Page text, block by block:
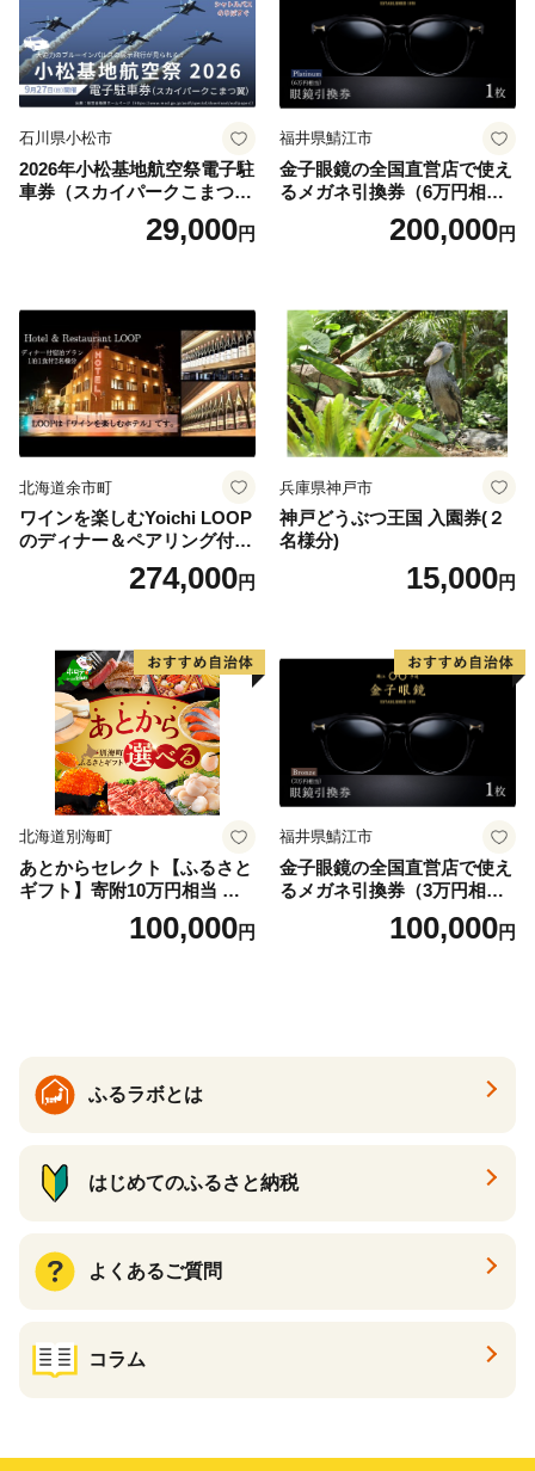
石川県小松市
2026年小松基地航空祭電子駐
車券（スカイパークこまつ
翼） 駐車場 シャトルバスの
りばすぐ 石川県 小松市
29,000円
福井県鯖江市
金子眼鏡の全国直営店で使え
るメガネ引換券（6万円相
当） Platinum200,000円
北海道余市町
ワインを楽しむYoichi LOOP
のディナー＆ペアリング付宿
泊プラン＜デラックスツイン
274,000円
兵庫県神戸市
神戸どうぶつ王国 入園券(２
名様分)
15,000円
北海道別海町
あとからセレクト【ふるさと
ギフト】寄附10万円相当 あ
とから選べる！ ギフト いく
ら ほたて 海鮮 牛肉 別海町
ギフト ふるさと納税 ）
100,000円
福井県鯖江市
金子眼鏡の全国直営店で使え
るメガネ引換券（3万円相
100,000円
ふるラボとは
はじめてのふるさと納税
よくあるご質問
コラム